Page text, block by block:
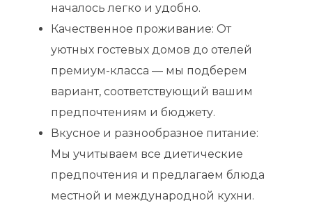
началось легко и удобно.
Качественное проживание: От
уютных гостевых домов до отелей
премиум-класса — мы подберем
вариант, соответствующий вашим
предпочтениям и бюджету.
Вкусное и разнообразное питание:
Мы учитываем все диетические
предпочтения и предлагаем блюда
местной и международной кухни.